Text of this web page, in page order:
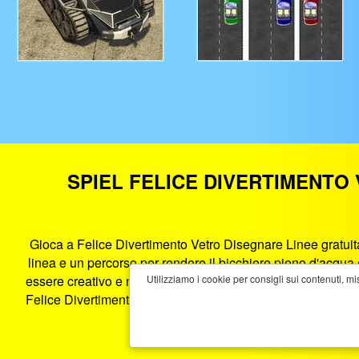
SPIEL FELICE
Gioca a Felice Divertimento Vetro Disegnare Linee
linea e un percorso per rendere il bicchiere pieno
essere creativo e non aver paura di pensare fuori dalla
Felice Divertimento Vetro Disegnare Linee è un gioco
Utilizziamo i cookie per consigli sui contenuti,